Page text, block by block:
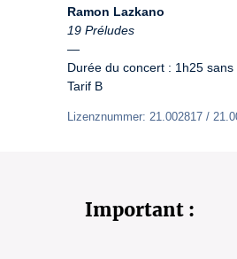
Ramon Lazkano
19 Préludes
—
Durée du concert : 1h25
Tarif B
Lizenznummer: 21.002817 /
Important :